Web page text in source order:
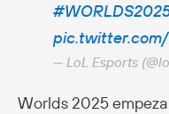
— LoL Esports
Worlds 2025